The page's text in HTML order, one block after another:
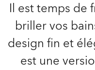
Il est temps de
briller vos
design fin et
est une